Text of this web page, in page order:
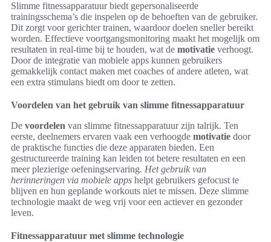
Slimme fitnessapparatuur biedt gepersonaliseerde
trainingsschema’s die inspelen op de behoeften van de gebruiker.
Dit zorgt voor gerichter trainen, waardoor doelen sneller bereikt
worden. Effectieve voortgangsmonitoring maakt het mogelijk om
resultaten in real-time bij te houden, wat de motivatie verhoogt.
Door de integratie van mobiele apps kunnen gebruikers
gemakkelijk contact maken met coaches of andere atleten, wat
een extra stimulans biedt om door te zetten.
Voordelen van het gebruik van slimme fitnessapparatuur
De voordelen van slimme fitnessapparatuur zijn talrijk. Ten
eerste, deelnemers ervaren vaak een verhoogde motivatie door
de praktische functies die deze apparaten bieden. Een
gestructureerde training kan leiden tot betere resultaten en een
meer plezierige oefeningservaring. Het gebruik van
herinneringen via mobiele apps helpt gebruikers gefocust te
blijven en hun geplande workouts niet te missen. Deze slimme
technologie maakt de weg vrij voor een actiever en gezonder
leven.
Fitnessapparatuur met slimme technologie